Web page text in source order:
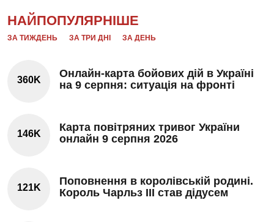
НАЙПОПУЛЯРНІШЕ
ЗА ТИЖДЕНЬ ЗА ТРИ ДНІ ЗА ДЕНЬ
360K
Онлайн-карта бойових дій в Україні
на 9 серпня: ситуація на фронті
146K
Карта повітряних тривог України
онлайн 9 серпня 2026
121K
Поповнення в королівській родині.
Король Чарльз III став дідусем